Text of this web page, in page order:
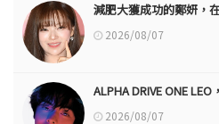
減肥大獲成功的鄭妍，
2026/08/07
ALPHA DRIVE ONE
2026/08/07